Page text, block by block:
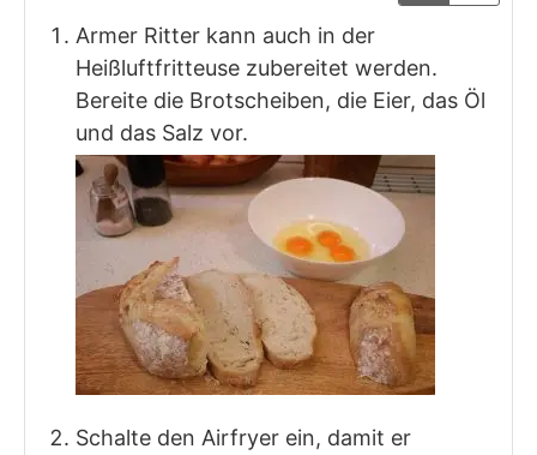
Armer Ritter kann auch in der
Heißluftfritteuse zubereitet werden.
Bereite die Brotscheiben, die Eier, das Öl
und das Salz vor.
Schalte den Airfryer ein, damit er